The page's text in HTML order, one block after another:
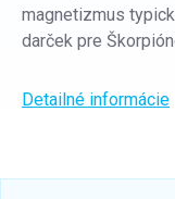
magnetizmus
darček pre
Detailné informácie